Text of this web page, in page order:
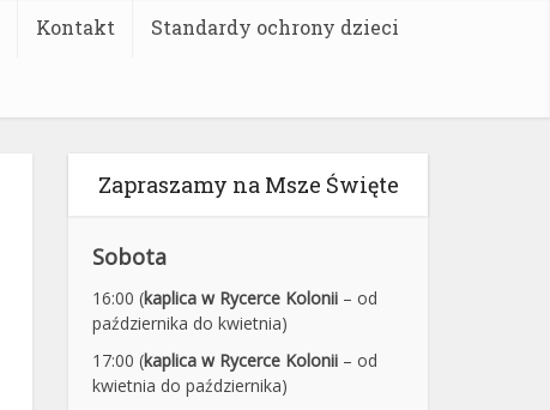
Kontakt Standardy ochrony dzieci
Zapraszamy na Msze Święte
Sobota
16:00 (kaplica w Rycerce Kolonii – od
października do kwietnia)
17:00 (kaplica w Rycerce Kolonii – od
kwietnia do października)